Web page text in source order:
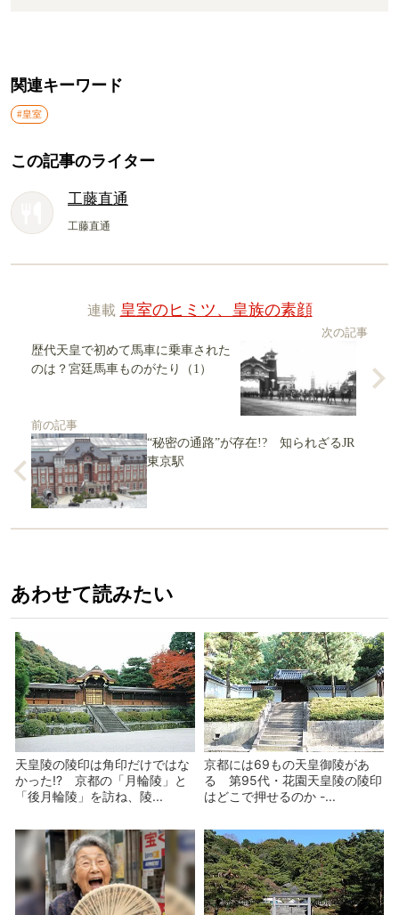
関連キーワード
#皇室
この記事のライター
工藤直通
工藤直通
連載 皇室のヒミツ、皇族の素顔
次の記事
歴代天皇で初めて馬車に乗車された
のは？宮廷馬車ものがたり（1）
前の記事
“秘密の通路”が存在!? 知られざるJR
東京駅
あわせて読みたい
天皇陵の陵印は角印だけではな
かった!? 京都の「月輪陵」と
「後月輪陵」を訪ね、陵...
京都には69もの天皇御陵があ
る 第95代・花園天皇陵の陵印
はどこで押せるのか -...